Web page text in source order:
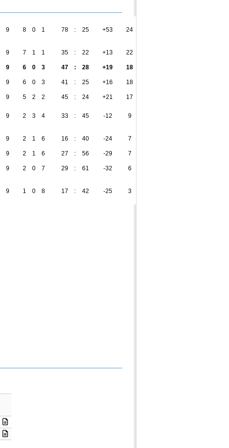
9 8 0 1 78 : 25 +53 24
9 7 1 1 35 : 22 +13 22
9 6 0 3 47 : 28 +19 18
9 6 0 3 41 : 25 +16 18
9 5 2 2 45 : 24 +21 17
9 2 3 4 33 : 45 -12 9
9 2 1 6 16 : 40 -24 7
9 2 1 6 27 : 56 -29 7
9 2 0 7 29 : 61 -32 6
9 1 0 8 17 : 42 -25 3